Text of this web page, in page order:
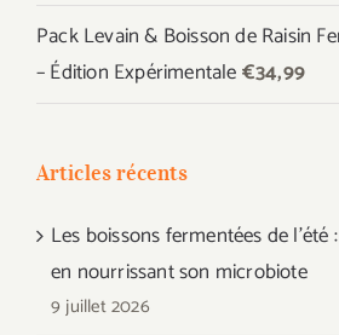
Pack Levain & Boisson de Raisin
– Édition Expérimentale€34,99
Articles récents
Les boissons fermentées de
en nourrissant son microbiote
9 juillet 2026